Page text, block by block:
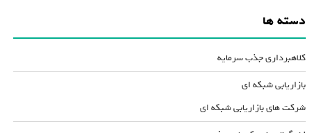
دسته ها
کلاهبرداری جذب سرمایه
بازاریابی شبکه ای
شرکت های بازاریابی شبکه ای